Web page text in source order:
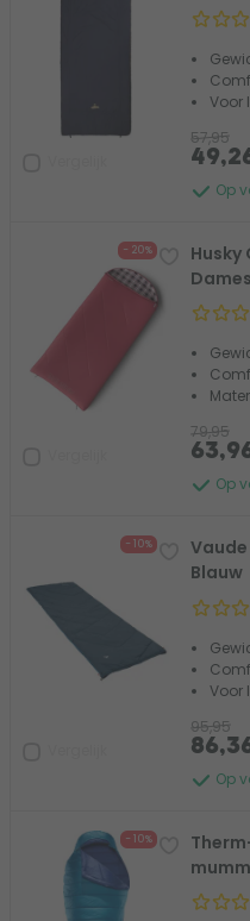
Voor
Op
57,95
- 20%
Dames
Op
79,95
- 10%
Vaude
Blauw
Voor
Op
95,95
- 10%